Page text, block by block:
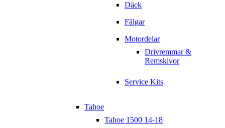
Däck
Fälgar
Motordelar
Drivremmar &
Remskivor
Service Kits
Tahoe
Tahoe 1500 14-18